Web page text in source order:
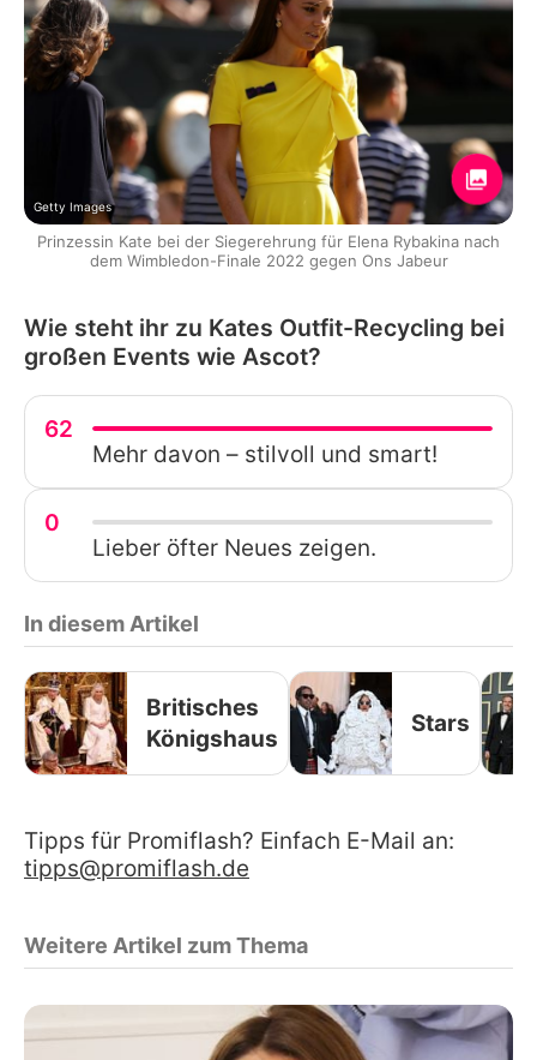
Getty Images
Prinzessin Kate bei der Siegerehrung für Elena Rybakina nach
dem Wimbledon-Finale 2022 gegen Ons Jabeur
Wie steht ihr zu Kates Outfit-Recycling bei
großen Events wie Ascot?
62
Mehr davon – stilvoll und smart!
0
Lieber öfter Neues zeigen.
In diesem Artikel
Britisches
Königshaus
Stars
Tipps für Promiflash? Einfach E-Mail an:
tipps@promiflash.de
Weitere Artikel zum Thema